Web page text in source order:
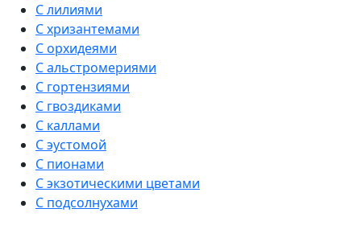
С лилиями
С хризантемами
С орхидеями
С альстромериями
С гортензиями
С гвоздиками
С каллами
С эустомой
С пионами
С экзотическими цветами
С подсолнухами